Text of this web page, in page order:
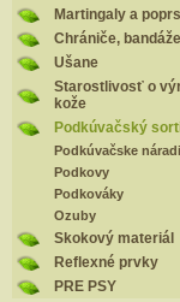
Martingaly a
Chrániče,
Ušane
Starostlivosť o
kože
Podkúvačský
Podkúvačske
Podkovy
Podkováky
Ozuby
Skokový materiál
Reflexné prvky
PRE PSY